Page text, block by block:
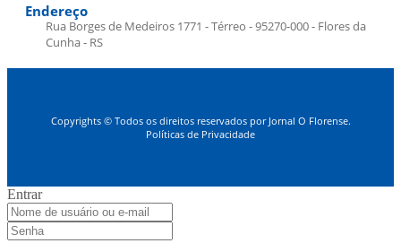
Endereço
Rua Borges de Medeiros 1771 - Térreo - 95270-000 - Flores da
Cunha - RS
Copyrights © Todos os direitos reservados por Jornal O Florense.
Políticas de Privacidade
Entrar